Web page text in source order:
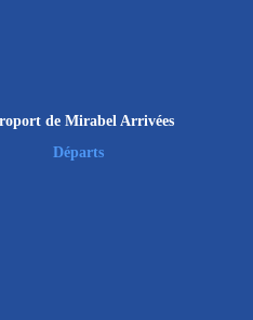
de Mirabel Arrivées
Départs